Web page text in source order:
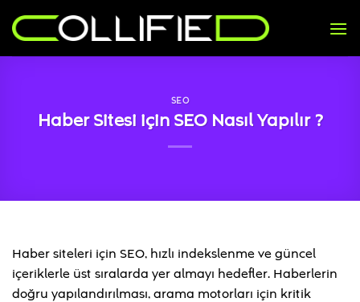
atla
SEO
Haber Sitesi için SEO Nasıl Yapılır ?
Haber siteleri için SEO, hızlı indekslenme ve güncel
içeriklerle üst sıralarda yer almayı hedefler. Haberlerin
doğru yapılandırılması, arama motorları için kritik